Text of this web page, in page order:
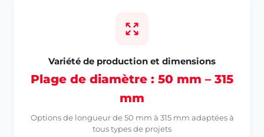
Variété de production et dimensions
Plage de diamètre : 50 mm – 315
mm
Options de longueur de 50 mm à 315 mm adaptées à
tous types de projets